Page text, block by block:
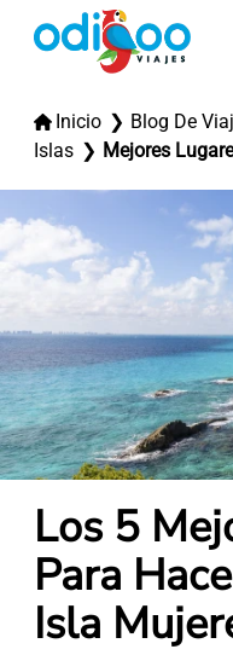
Inicio Blog De
Islas
Mejores
Los 5
Para
Isla